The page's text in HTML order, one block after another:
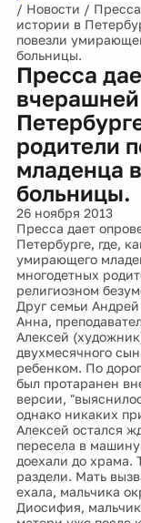
/ Новости /
истории в
повезли
больницы.
Пресса
родители
младенца
больницы.
26 ноября 2013
Пресса дает
Петербурге, где,
умирающего
многодетных
религиозном
Друг семьи
Анна,
Алексей
двухмесячного
ребенком. По
был протаранен
версии,
однако никаких
Алексей остался
пересела в
доехали до храма.
раздели. Мать
ехала, мальчика
Диосифия,